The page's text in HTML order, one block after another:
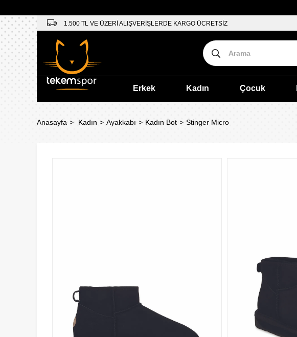
1.500 TL VE ÜZERİ ALIŞVERİŞLERDE KARGO ÜCRETSİZ
Erkek Kadın Çocuk
Anasayfa Kadın Ayakkabı Kadın Bot Stinger Micro